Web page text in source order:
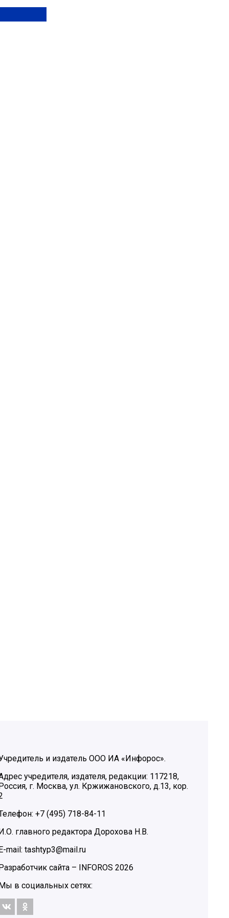
и издатель ООО ИА «Инфорос».
учредителя, издателя, редакции: 117218,
г. Москва, ул. Кржижановского, д.13, кор.
+7 (495) 718-84-11
главного редактора Дорохова Н.В.
mail: tashtyp3@mail.ru
сайта – INFOROS 2026
в социальных сетях: